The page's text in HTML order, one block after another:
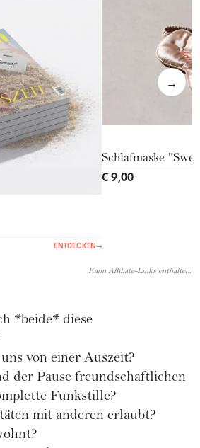
→
ENTDECKEN →
Schlafmaske
€ 9,00
Kann Affiliate-Links enthalten.
*beide* diese
von einer Auszeit?
der Pause freundschaftlichen
Funkstille?
mit anderen erlaubt?